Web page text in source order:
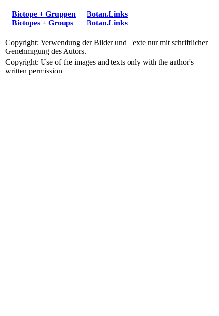
Biotope + Gruppen
Biotopes + Groups
Botan.Links
Botan.Links
Copyright: Verwendung der Bilder und Texte nur mit schriftlicher
Genehmigung des Autors.
Copyright: Use of the images and texts only with the author's
written permission.